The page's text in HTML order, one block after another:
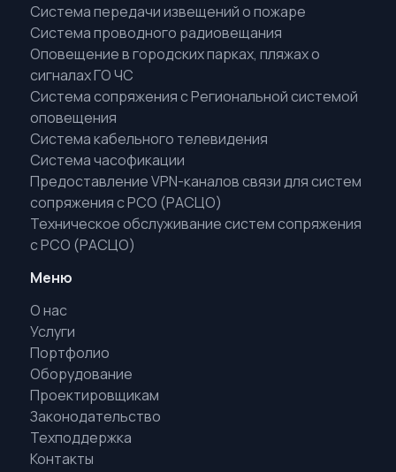
Система передачи извещений о пожаре
Система проводного радиовещания
Оповещение в городских парках, пляжах о
сигналах ГО ЧС
Система сопряжения с Региональной системой
оповещения
Система кабельного телевидения
Система часофикации
Предоставление VPN-каналов связи для систем
сопряжения с РСО (РАСЦО)
Техническое обслуживание систем сопряжения
с РСО (РАСЦО)
Меню
О нас
Услуги
Портфолио
Оборудование
Проектировщикам
Законодательство
Техподдержка
Контакты